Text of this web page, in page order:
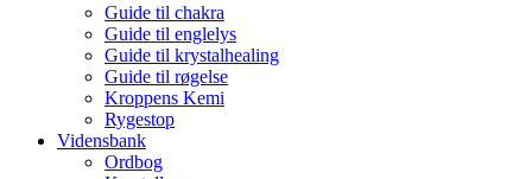
Guide til chakra
Guide til englelys
Guide til krystalhealing
Guide til røgelse
Kroppens Kemi
Rygestop
Vidensbank
Ordbog